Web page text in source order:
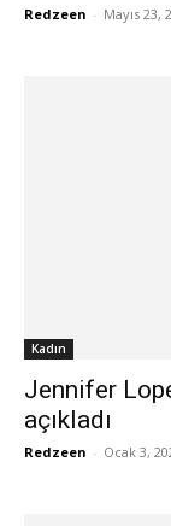
Redzeen - Mayıs 23,
Kadın
Jennifer
açıkladı
Redzeen - Ocak 3,